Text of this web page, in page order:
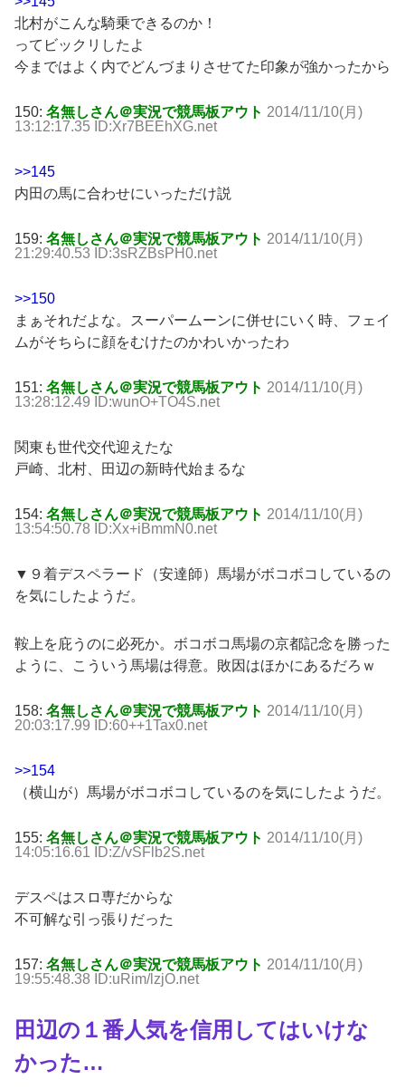
北村がこんな騎乗できるのか！
ってビックリしたよ
今まではよく内でどんづまりさせてた印象が強かったから
150: 名無しさん＠実況で競馬板アウト 2014/11/10(月)
13:12:17.35 ID:Xr7BEEhXG.net
>>145
内田の馬に合わせにいっただけ説
159: 名無しさん＠実況で競馬板アウト 2014/11/10(月)
21:29:40.53 ID:3sRZBsPH0.net
>>150
まぁそれだよな。スーパームーンに併せにいく時、フェイ
ムがそちらに顔をむけたのかわいかったわ
151: 名無しさん＠実況で競馬板アウト 2014/11/10(月)
13:28:12.49 ID:wunO+TO4S.net
関東も世代交代迎えたな
戸崎、北村、田辺の新時代始まるな
154: 名無しさん＠実況で競馬板アウト 2014/11/10(月)
13:54:50.78 ID:Xx+iBmmN0.net
▼９着デスペラード（安達師）馬場がボコボコしているの
を気にしたようだ。
鞍上を庇うのに必死か。ボコボコ馬場の京都記念を勝った
ように、こういう馬場は得意。敗因はほかにあるだろｗ
158: 名無しさん＠実況で競馬板アウト 2014/11/10(月)
20:03:17.99 ID:60++1Tax0.net
>>154
（横山が）馬場がボコボコしているのを気にしたようだ。
155: 名無しさん＠実況で競馬板アウト 2014/11/10(月)
14:05:16.61 ID:Z/vSFlb2S.net
デスペはスロ専だからな
不可解な引っ張りだった
157: 名無しさん＠実況で競馬板アウト 2014/11/10(月)
19:55:48.38 ID:uRim/lzjO.net
田辺の１番人気を信用してはいけな
かった…